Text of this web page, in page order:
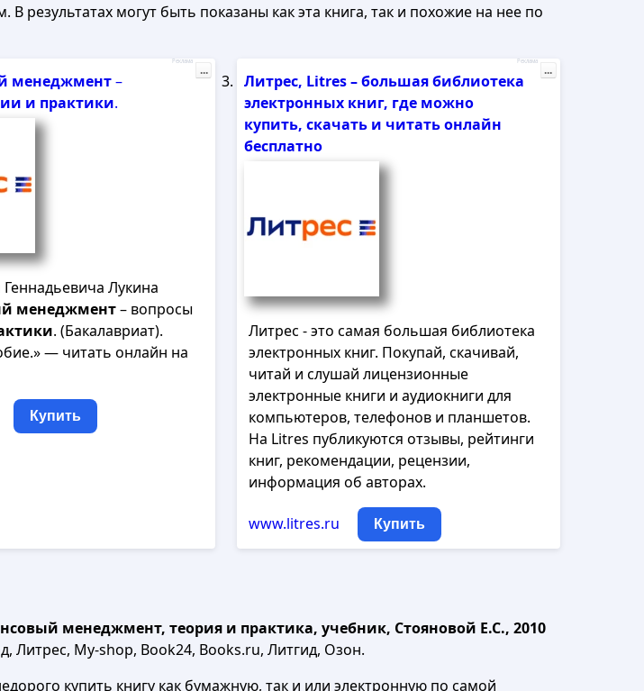
результатах могут быть показаны как эта книга, так и похожие на нее по
менеджмент–
и практики.
Лукина
менеджмент– вопросы
. (Бакалавриат).
— читать онлайн на
Купить
Реклама
...
Литрес, Litres – большая библиотека
электронных книг, где можно
купить, скачать и читать онлайн
бесплатно
Литрес - это самая большая библиотека
электронных книг. Покупай, скачивай,
читай и слушай лицензионные
электронные книги и аудиокниги для
компьютеров, телефонов и планшетов.
На Litres публикуются отзывы, рейтинги
книг, рекомендации, рецензии,
информация об авторах.
www.litres.ru Купить
Реклама
...
менеджмент, теория и практика, учебник, Стояновой Е.С., 2010
Литрес, My-shop, Book24, Books.ru, Литгид, Озон.
купить книгу как бумажную, так и или электронную по самой